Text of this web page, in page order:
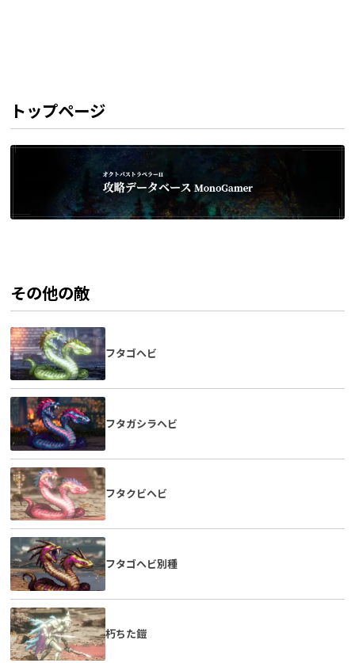
トップページ
その他の敵
フタゴヘビ
フタガシラヘビ
フタクビヘビ
フタゴヘビ別種
朽ちた鎧